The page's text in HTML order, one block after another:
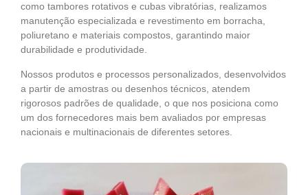
como tambores rotativos e cubas vibratórias, realizamos
manutenção especializada e revestimento em borracha,
poliuretano e materiais compostos, garantindo maior
durabilidade e produtividade.
Nossos produtos e processos personalizados, desenvolvidos
a partir de amostras ou desenhos técnicos, atendem
rigorosos padrões de qualidade, o que nos posiciona como
um dos fornecedores mais bem avaliados por empresas
nacionais e multinacionais de diferentes setores.